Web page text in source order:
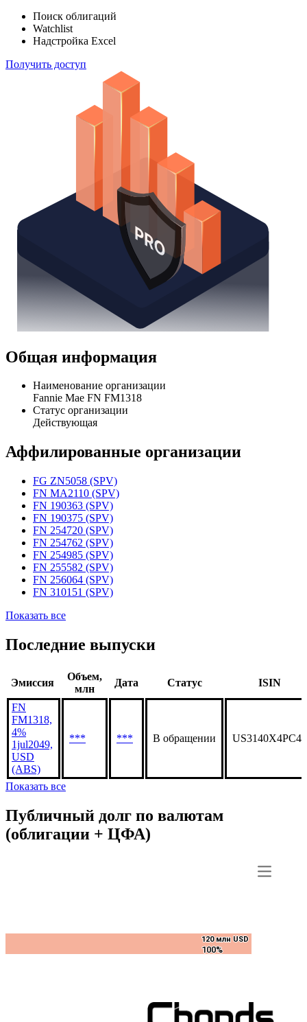
Поиск облигаций
Watchlist
Надстройка Excel
Получить доступ
Общая информация
Наименование организации
Fannie Mae FN FM1318
Статус организации
Действующая
Аффилированные организации
FG ZN5058 (SPV)
FN MA2110 (SPV)
FN 190363 (SPV)
FN 190375 (SPV)
FN 254720 (SPV)
FN 254762 (SPV)
FN 254985 (SPV)
FN 255582 (SPV)
FN 256064 (SPV)
FN 310151 (SPV)
Показать все
Последние выпуски
Эмиссия
Объем,
млн
Дата Статус ISIN
FN
FM1318,
4%
1jul2049,
USD
(ABS)
*** *** В обращении US3140X4PC45
Показать все
Публичный долг по валютам
(облигации + ЦФА)
120 млн USD
100%
120 млн USD
100%